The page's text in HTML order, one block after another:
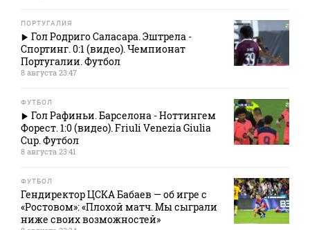
ПОРТУГАЛИЯ
Гол Родриго Саласара. Эштрела -
Спортинг. 0:1 (видео). Чемпионат
Португалии. Футбол
8 августа 23:47
ФУТБОЛ
Гол Рафиньи. Барселона - Ноттингем
Форест. 1:0 (видео). Friuli Venezia Giulia
Cup. Футбол
8 августа 23:41
ФУТБОЛ
Гендиректор ЦСКА Бабаев — об игре с
«Ростовом»: «Плохой матч. Мы сыграли
ниже своих возможностей»